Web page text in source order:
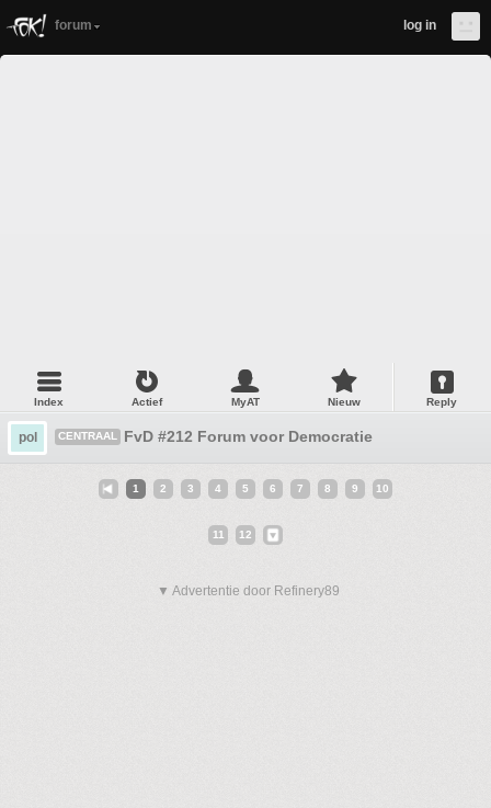
forum log in
Index Actief MyAT Nieuw Reply
pol CENTRAAL FvD #212 Forum voor Democratie
1 2 3 4 5 6 7 8 9 10
11 12
▼ Advertentie door Refinery89